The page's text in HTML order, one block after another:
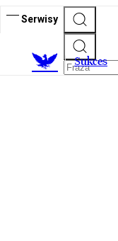
Serwisy
Sukces